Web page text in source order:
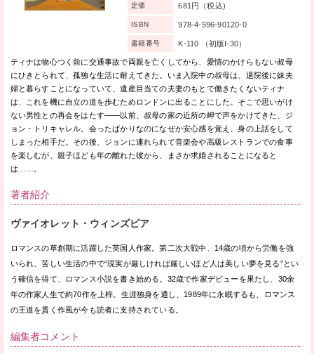
ティナは物心つく前に交通事故で両親を亡くしてから、愛情のかけらもない叔母
にひきとられて、孤独な生活に耐えてきた。いま入院中の叔母は、退院後に妹夫
婦と暮らすことになっていて、遺産目当ての夫妻のもとで働きたくないティナ
は、これを機に自立の道を歩むためロンドンに出ることにした。そこで思いがけ
ない男性との再会をはたす——以前、叔母の家の近所の岬で声をかけてきた、ジ
ョン・トリキャレル。会ったばかりなのになぜか安心感を覚え、身の上話をして
しまった相手だ。その後、ジョンに連れられて音楽会や高級レストランでの食事
を楽しむが、親子ほども年の離れた彼から、まさか求婚されることになると
は……。
定価 681円（税込)
ISBN 978-4-596-90120-0
書籍番号 K-110 （初版I-30）
著者紹介
ヴァイオレット・ウィンズピア
ロマンスの草創期に活躍した英国人作家。第二次大戦中、14歳の頃から労働を強
いられ、苦しい生活の中で“現実が厳しければ厳しいほど人は美しい夢を見る”とい
う確信を得て、ロマンス小説を書き始める。32歳で作家デビューを果たし、30余
年の作家人生で約70作を上梓。生涯独身を通し、1989年に永眠するも、ロマンス
の王道を貫く作風が今も読者に支持されている。
編集者コメント